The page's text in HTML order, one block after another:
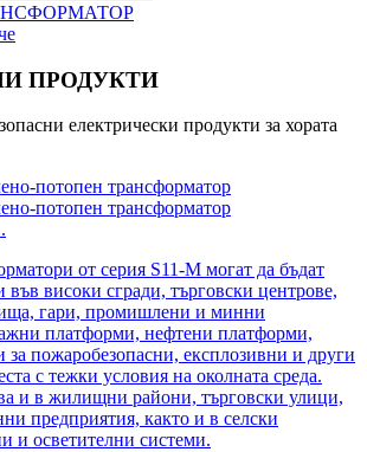
ПРОДУКТИ
електрически продукти за хората
от серия S11-M могат да бъдат
високи сгради, търговски центрове,
гари, промишлени и минни
платформи, нефтени платформи,
за пожаробезопасни, експлозивни и други
с тежки условия на околната среда.
и в жилищни райони, търговски улици,
предприятия, както и в селски
и осветителни системи.